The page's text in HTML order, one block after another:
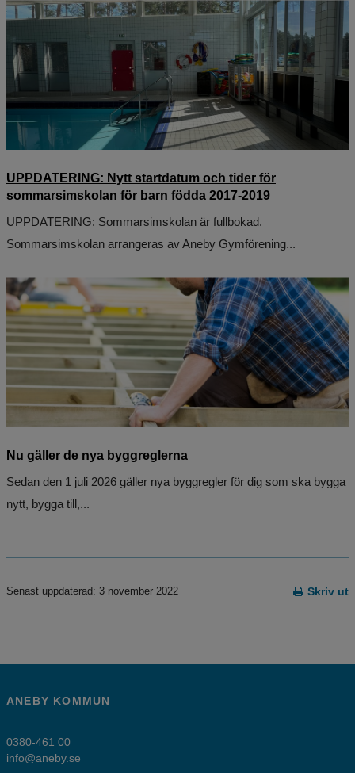
UPPDATERING: Nytt startdatum och tider för
sommarsimskolan för barn födda 2017-2019
UPPDATERING: Sommarsimskolan är fullbokad.
Sommarsimskolan arrangeras av Aneby Gymförening...
Nu gäller de nya byggreglerna
Sedan den 1 juli 2026 gäller nya byggregler för dig som ska bygga
nytt, bygga till,...
Skriv ut
Senast uppdaterad: 3 november 2022
ANEBY KOMMUN
0380-461 00
info@aneby.se